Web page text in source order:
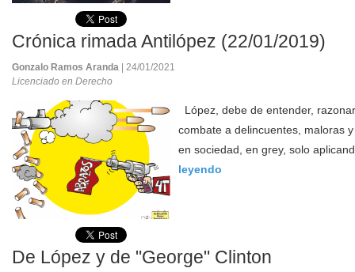
Crónica rimada Antilópez (22/01/2019)
Gonzalo Ramos Aranda
| 24/01/2021
Licenciado en Derecho
López, debe de entender,
combate a delincuentes, maloras
en sociedad, en grey, solo
leyendo
De López y de "George" Clinton